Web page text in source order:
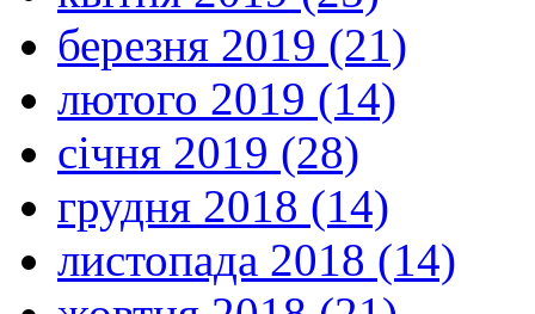
березня 2019 (21)
лютого 2019 (14)
січня 2019 (28)
грудня 2018 (14)
листопада 2018 (14)